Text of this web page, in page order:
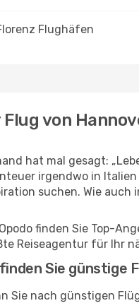
Flughäfen
Flug von
hat mal gesagt:
irgendwo in
suchen. Wie auch
finden Sie Top-
Reiseagentur für Ihr
Sie günstige
Sie nach günstigen